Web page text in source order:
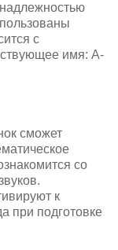
с
имя: А-
сможет
со
к
при подготовке